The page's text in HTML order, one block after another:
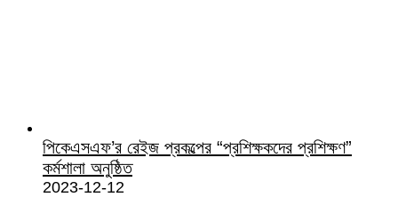
পিকেএসএফ’র রেইজ প্রকল্পের “প্রশিক্ষকদের প্রশিক্ষণ”
কর্মশালা অনুষ্ঠিত
2023-12-12